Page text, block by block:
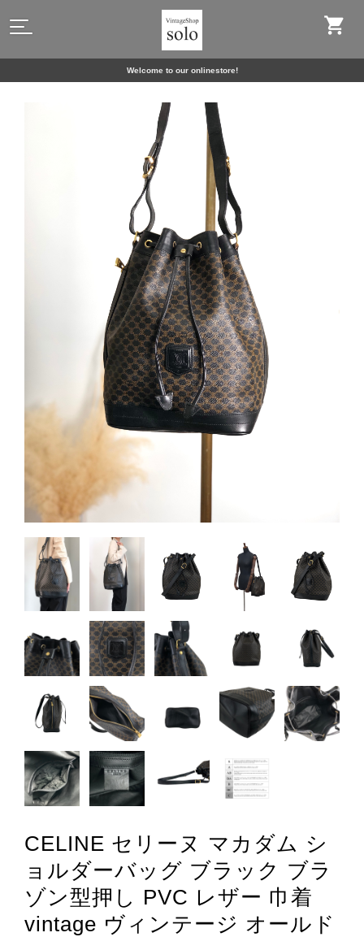
Welcome to our onlinestore!
CELINE セリーヌ マカダム シ
ョルダーバッグ ブラック ブラ
ゾン型押し PVC レザー 巾着
vintage ヴィンテージ オールド